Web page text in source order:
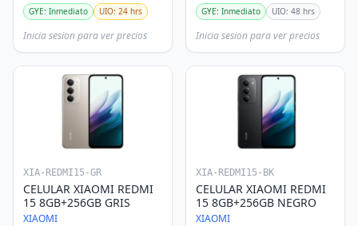
GYE: Inmediato UIO: 24 hrs
Inicia sesion para ver precios
GYE: Inmediato UIO: 48 hrs
Inicia sesion para ver precios
XIA-REDMI15-GR
CELULAR XIAOMI REDMI
15 8GB+256GB GRIS
XIAOMI
XIA-REDMI15-BK
CELULAR XIAOMI REDMI
15 8GB+256GB NEGRO
XIAOMI